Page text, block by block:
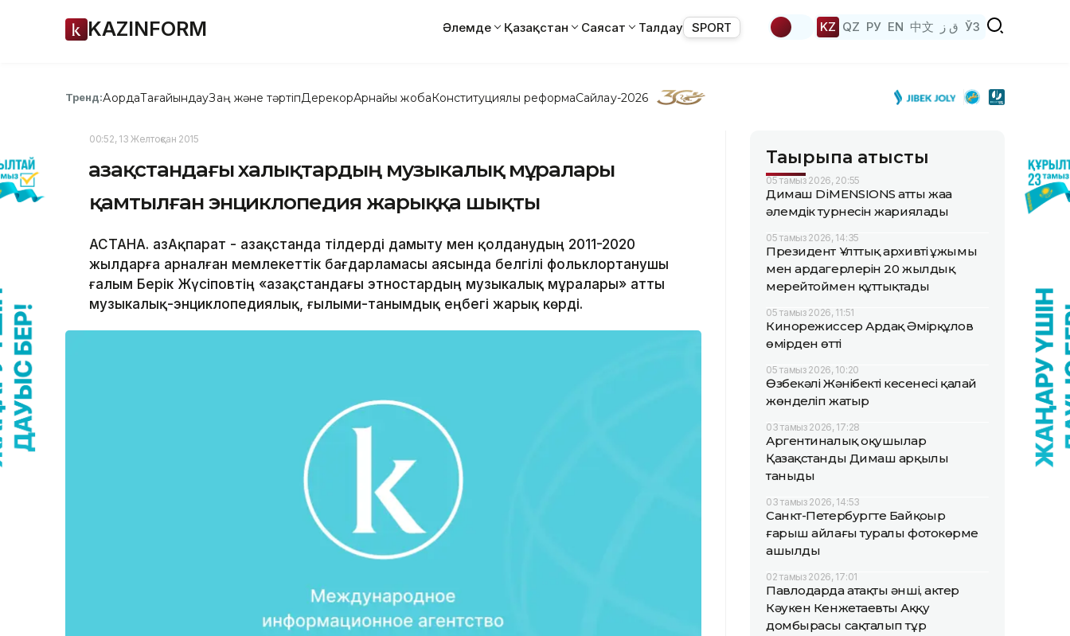
KAZINFORM Әлемде Қазақстан Саясат Талдау SPORT KZ QZ РУ EN 中文 ق ز ЎЗ
Тренд:АқордаТағайындауЗаң және тәртіпДерекқорАрнайы жобаКонституциялық реформаСайлау-2026
00:52, 13 Желтоқсан 2015
Қазақстандағы халықтардың музыкалық мұралары
қамтылған энциклопедия жарыққа шықты
АСТАНА. ҚазАқпарат - Қазақстанда тілдерді дамыту мен қолданудың 2011-2020
жылдарға арналған мемлекеттік бағдарламасы аясында белгілі фольклортанушы
ғалым Берік Жүсіповтің «Қазақстандағы этностардың музыкалық мұралары» атты
музыкалық-энциклопедиялық, ғылыми-танымдық еңбегі жарық көрді.
Тақырыпқа қатысты
05 тамыз 2026, 20:55
Димаш DiMENSIONS атты жаңа
әлемдік турнесін жариялады
05 тамыз 2026, 14:35
Президент Ұлттық архивтің ұжымы
мен ардагерлерін 20 жылдық
мерейтоймен құттықтады
05 тамыз 2026, 11:51
Кинорежиссер Ардақ Әмірқұлов
өмірден өтті
05 тамыз 2026, 10:20
Өзбекәлі Жәнібектің кесенесі қалай
жөнделіп жатыр
03 тамыз 2026, 17:28
Аргентиналық оқушылар
Қазақстанды Димаш арқылы
таныды
03 тамыз 2026, 14:53
Санкт-Петербургте Байқоңыр
ғарыш айлағы туралы фотокөрме
ашылды
02 тамыз 2026, 17:01
Павлодарда атақты әнші, актер
Кәукен Кенжетаевтың Аққу
домбырасы сақталып тұр